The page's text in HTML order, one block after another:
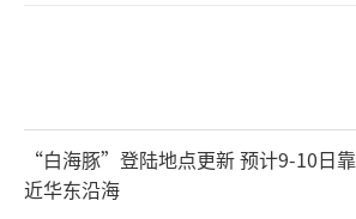
“白海豚”登陆地点更新 预计9-10日靠
近华东沿海